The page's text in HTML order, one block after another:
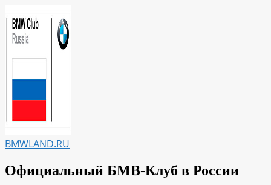
к
содержимому
BMWLAND.RU
Официальный БМВ-Клуб в России